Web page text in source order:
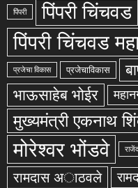
पिंपरी पिंपरी चिंचवड
पिंपरी चिंचवड
प्रजेचा विकास प्रजेचाविकास
भाऊसाहेब भोईर
मुख्यमंत्री एकनाथ
मोरेश्वर भोंडवे
रामदास अाठवले